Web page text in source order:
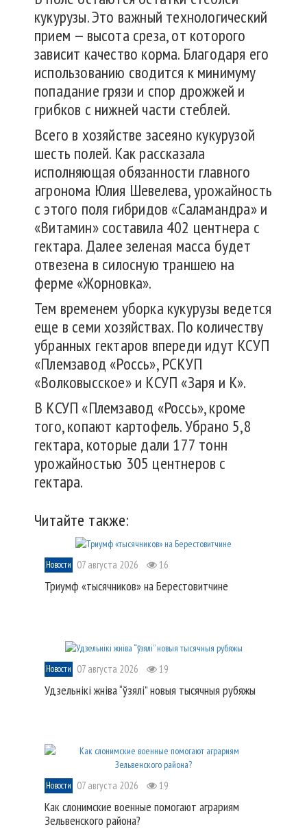
кукурузы. Это важный технологический
прием — высота среза, от которого
зависит качество корма. Благодаря его
использованию сводится к минимуму
попадание грязи и спор дрожжей и
грибков с нижней части стеблей.
Всего в хозяйстве засеяно кукурузой
шесть полей. Как рассказала
исполняющая обязанности главного
агронома Юлия Шевелева, урожайность
с этого поля гибридов «Саламандра» и
«Витамин» составила 402 центнера с
гектара. Далее зеленая масса будет
отвезена в силосную траншею на
ферме «Жорновка».
Тем временем уборка кукурузы ведется
еще в семи хозяйствах. По количеству
убранных гектаров впереди идут КСУП
«Племзавод «Россь», РСКУП
«Волковысское» и КСУП «Заря и К».
В КСУП «Племзавод «Россь», кроме
того, копают картофель. Убрано 5,8
гектара, которые дали 177 тонн
урожайностью 305 центнеров с
гектара.
Читайте также:
Новости 07 августа 2026 16
Триумф «тысячников» на Берестовитчине
Новости 07 августа 2026 19
Удзельнікі жніва “ўзялі” новыя тысячныя рубяжы
Новости 07 августа 2026 19
Как слонимские военные помогают аграриям
Зельвенского района?